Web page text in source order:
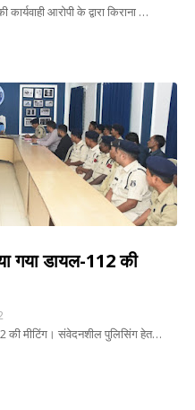
आरोपी के द्वारा किराना …
गया डायल-112 की
की मीटिंग। संवेदनशील पुलिसिंग हेत…